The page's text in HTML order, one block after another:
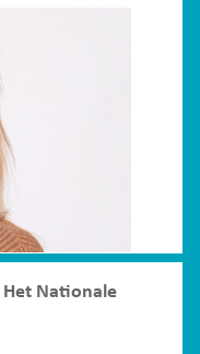
Nationale